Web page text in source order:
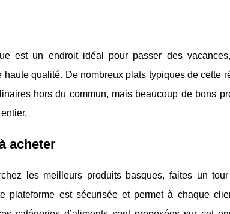
est un endroit idéal pour passer des
haute qualité. De nombreux plats typiques de cette
hors du commun, mais beaucoup de bons
acheter
les meilleurs produits basques, faites un
plateforme est sécurisée et permet à chaque